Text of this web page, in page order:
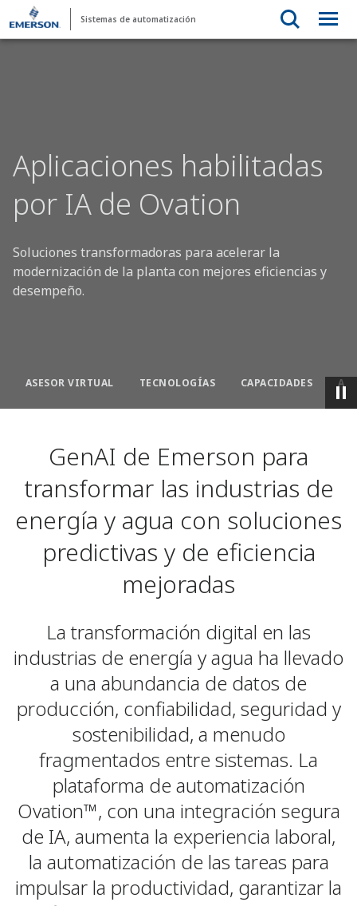
Sistemas de automatización
Aplicaciones habilitadas
por IA de Ovation
Soluciones transformadoras para acelerar la
modernización de la planta con mejores eficiencias y
desempeño.
ASESOR VIRTUAL TECNOLOGÍAS CAPACIDADES
GenAI de Emerson para
transformar las industrias de
energía y agua con soluciones
predictivas y de eficiencia
mejoradas
La transformación digital en las
industrias de energía y agua ha llevado
a una abundancia de datos de
producción, confiabilidad, seguridad y
sostenibilidad, a menudo
fragmentados entre sistemas. La
plataforma de automatización
Ovation™, con una integración segura
de IA, aumenta la experiencia laboral,
la automatización de las tareas para
impulsar la productividad, garantizar la